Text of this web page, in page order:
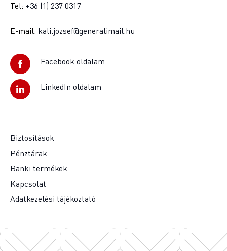
Tel: +36 (1) 237 0317
E-mail: kali.jozsef@generalimail.hu
Facebook oldalam
LinkedIn oldalam
Biztosítások
Pénztárak
Banki termékek
Kapcsolat
Adatkezelési tájékoztató